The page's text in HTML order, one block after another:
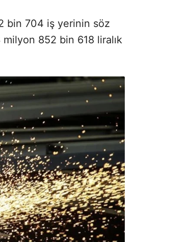
bin 704 iş yerinin söz
852 bin 618 liralık